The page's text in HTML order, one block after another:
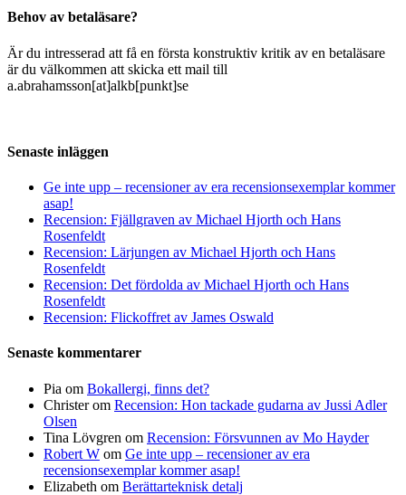
Behov av betaläsare?
Är du intresserad att få en första konstruktiv kritik av en betaläsare
är du välkommen att skicka ett mail till
a.abrahamsson[at]alkb[punkt]se
Senaste inläggen
Ge inte upp – recensioner av era recensionsexemplar kommer
asap!
Recension: Fjällgraven av Michael Hjorth och Hans
Rosenfeldt
Recension: Lärjungen av Michael Hjorth och Hans
Rosenfeldt
Recension: Det fördolda av Michael Hjorth och Hans
Rosenfeldt
Recension: Flickoffret av James Oswald
Senaste kommentarer
Pia om Bokallergi, finns det?
Christerom Recension: Hon tackade gudarna av Jussi Adler
Olsen
Tina Lövgren om Recension: Försvunnen av Mo Hayder
Robert W om Ge inte upp – recensioner av era
recensionsexemplar kommer asap!
Elizabeth om Berättarteknisk detalj